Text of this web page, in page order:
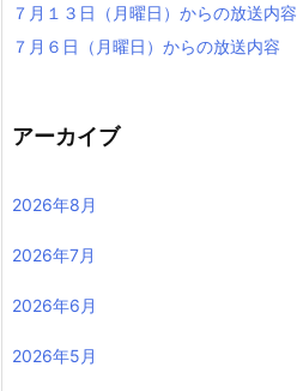
７月１３日（月曜日）からの放送内容
７月６日（月曜日）からの放送内容
アーカイブ
2026年8月
2026年7月
2026年6月
2026年5月